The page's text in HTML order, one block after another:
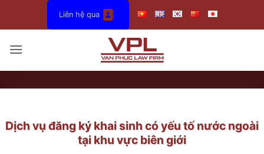
dung
Liên hệ qua
Dịch vụ đăng ký khai sinh có yếu tố nước ngoài
tại khu vực biên giới